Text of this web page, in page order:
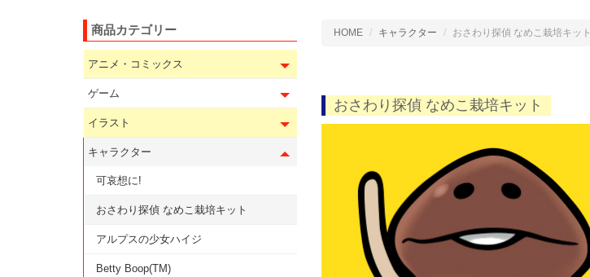
HOME キャラクター おさわり探偵 なめこ栽培キット
おさわり探偵 なめこ栽培キット
商品カテゴリー
アニメ・コミックス
ゲーム
イラスト
キャラクター
可哀想に!
おさわり探偵 なめこ栽培キット
アルプスの少女ハイジ
Betty Boop(TM)